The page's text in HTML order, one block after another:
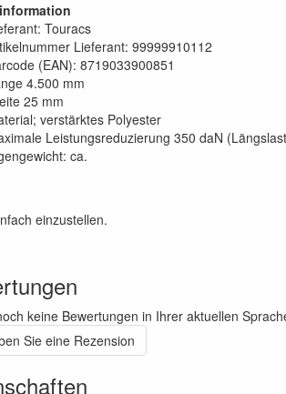
Touracs
Lieferant: 99999910112
(EAN): 8719033900851
4.500 mm
25 mm
verstärktes Polyester
Leistungsreduzierung 350 daN
ca.
einzustellen.
keine Bewertungen in Ihrer aktuellen
Sie eine Rezension